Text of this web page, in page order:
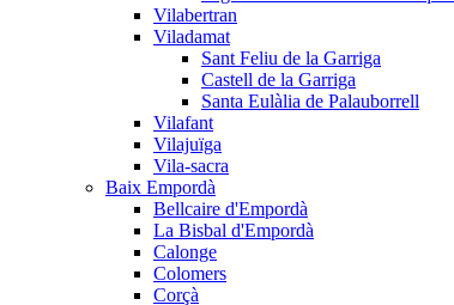
Vilabertran
Viladamat
Sant Feliu de la Garriga
Castell de la Garriga
Santa Eulàlia de Palauborrell
Vilafant
Vilajuïga
Vila-sacra
Baix Empordà
Bellcaire d'Empordà
La Bisbal d'Empordà
Calonge
Colomers
Corçà